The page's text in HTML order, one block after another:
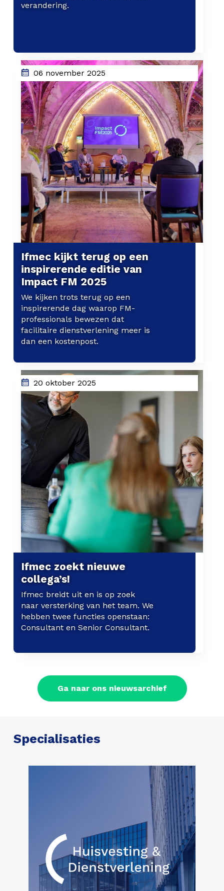
verandering.
06 november 2025
Ifmec kijkt terug op een
inspirerende editie van
Impact FM 2025
We kijken trots terug op een
inspirerende dag waarop FM-
professionals bewezen dat
facilitaire dienstverlening meer is
dan een kostenpost.
20 oktober 2025
Ifmec zoekt nieuwe
collega’s!
Ifmec breidt uit en is op zoek
naar versterking van het team. We
hebben twee functies openstaan:
Consultant en Senior Consultant.
Ga naar ons nieuwsarchief
Specialisaties